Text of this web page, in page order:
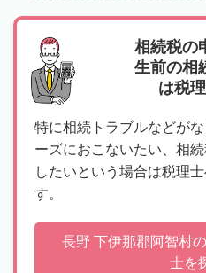
相続税の
生前の相
は税
特に相続トラブルなどが
ーズにおこないたい、相
したいという場合は税理
す。
長野 下伊那郡阿智村
士を